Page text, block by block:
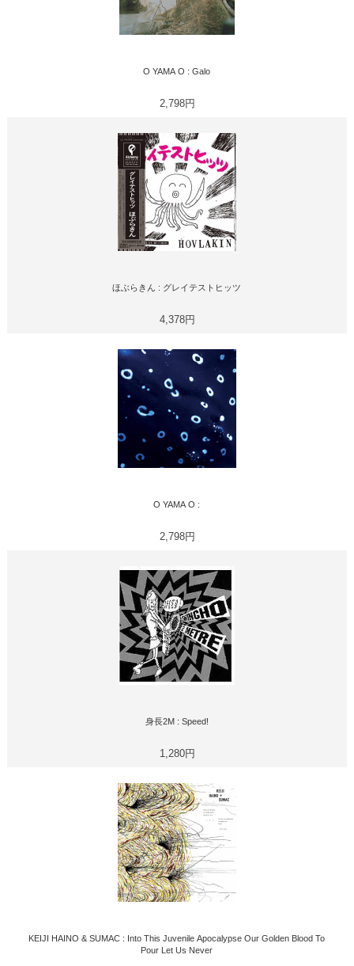
O YAMA O : Galo
2,798円
ほぶらきん : グレイテストヒッツ
4,378円
O YAMA O :
2,798円
身長2M : Speed!
1,280円
KEIJI HAINO & SUMAC : Into This Juvenile Apocalypse Our Golden Blood To
Pour Let Us Never